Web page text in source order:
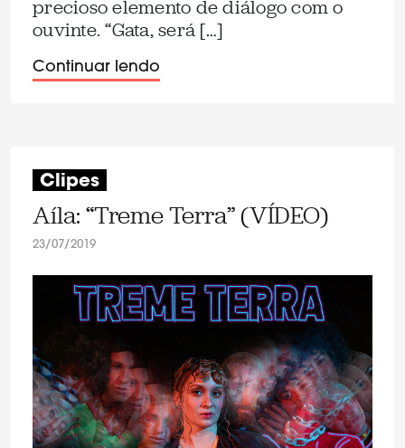
precioso elemento de diálogo com o
ouvinte. “Gata, será […]
Continuar lendo
Clipes
Aíla: “Treme Terra” (VÍDEO)
23/07/2019